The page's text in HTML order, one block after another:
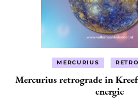
MERCURIUS
Mercurius retrograde in
energie